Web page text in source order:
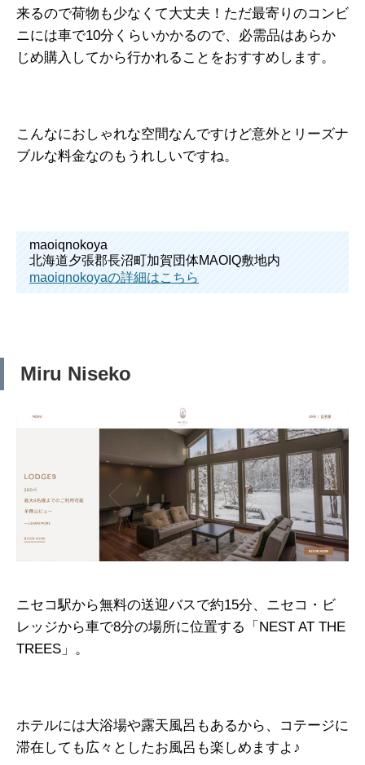
来るので荷物も少なくて大丈夫！ただ最寄りのコンビ
ニには車で10分くらいかかるので、必需品はあらか
じめ購入してから行かれることをおすすめします。
こんなにおしゃれな空間なんですけど意外とリーズナ
ブルな料金なのもうれしいですね。
maoiqnokoya
北海道夕張郡長沼町加賀団体MAOIQ敷地内
maoiqnokoyaの詳細はこちら
Miru Niseko
ニセコ駅から無料の送迎バスで約15分、ニセコ・ビ
レッジから車で8分の場所に位置する「NEST AT THE
TREES」。
ホテルには大浴場や露天風呂もあるから、コテージに
滞在しても広々としたお風呂も楽しめますよ♪